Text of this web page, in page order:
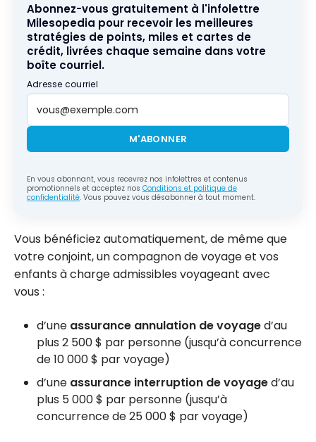
Abonnez-vous gratuitement à l'infolettre
Milesopedia pour recevoir les meilleures
stratégies de points, miles et cartes de
crédit, livrées chaque semaine dans votre
boîte courriel.
Adresse courriel
M'ABONNER
En vous abonnant, vous recevrez nos infolettres et contenus
promotionnels et acceptez nos Conditions et politique de
confidentialité. Vous pouvez vous désabonner à tout moment.
Vous bénéficiez automatiquement, de même que
votre conjoint, un compagnon de voyage et vos
enfants à charge admissibles voyageant avec
vous :
d’une assurance annulation de voyaged’au
plus 2 500 $ par personne (jusqu’à concurrence
de 10 000 $ par voyage)
d’une assurance interruption de voyaged’au
plus 5 000 $ par personne (jusqu’à
concurrence de 25 000 $ par voyage)